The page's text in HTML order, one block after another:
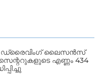
ഡ്രൈവിംഗ് ലൈസൻസ്
എണ്ണം 434